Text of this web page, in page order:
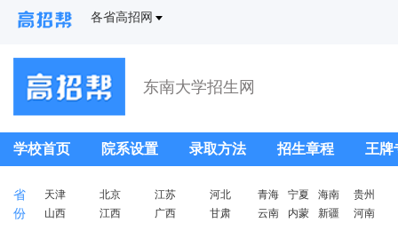
各省高招网
东南大学招生网
学校首页 院系设置 录取方法 招生章程 王牌
省
份
天津 北京 江苏
河北
山西
江西 广西 甘肃
青海 宁夏 海南
贵州
云南
内蒙 新疆 河南